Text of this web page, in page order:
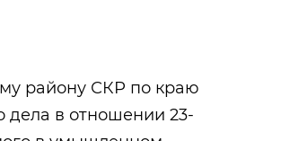
району СКР по краю
дела в отношении 23-